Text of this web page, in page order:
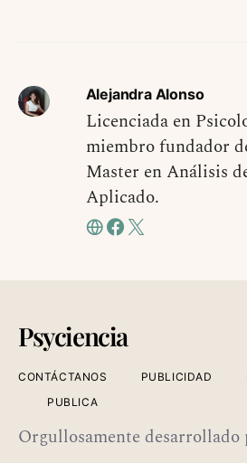
Alejandra Alonso
Licenciada en
miembro fundador
Master en Análisis
Aplicado.
Psyciencia
CONTÁCTANOS PUBLICIDAD
PUBLICA
Orgullosamente desarrollado